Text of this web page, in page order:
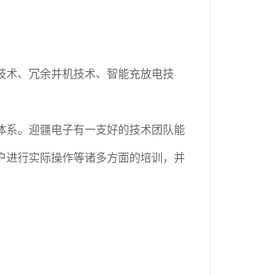
术、冗余并机技术、智能充放电技
系。迎疆电子有一支好的技术团队能
进行实际操作等诸多方面的培训，并